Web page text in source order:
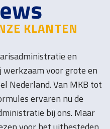
KLANTEN
en
voor grote en
Nederland. Van MKB tot
ervaren nu de
bij ons. Maar